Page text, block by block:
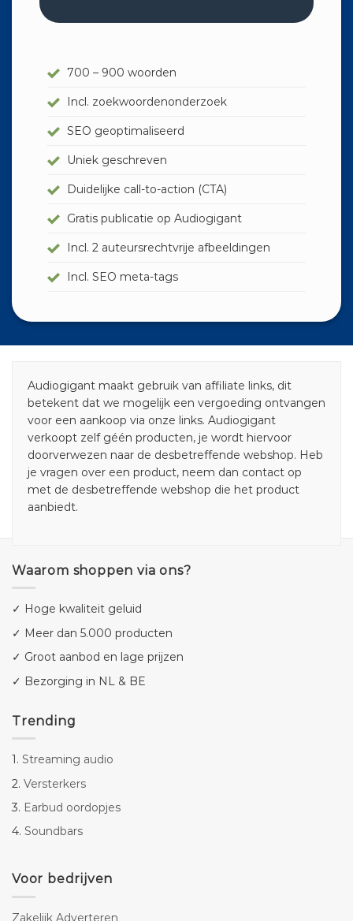
700 – 900 woorden
Incl. zoekwoordenonderzoek
SEO geoptimaliseerd
Uniek geschreven
Duidelijke call-to-action (CTA)
Gratis publicatie op Audiogigant
Incl. 2 auteursrechtvrije afbeeldingen
Incl. SEO meta-tags
Audiogigant maakt gebruik van affiliate links, dit
betekent dat we mogelijk een vergoeding ontvangen
voor een aankoop via onze links. Audiogigant
verkoopt zelf géén producten, je wordt hiervoor
doorverwezen naar de desbetreffende webshop. Heb
je vragen over een product, neem dan contact op
met de desbetreffende webshop die het product
aanbiedt.
Waarom shoppen via ons?
✓ Hoge kwaliteit geluid
✓ Meer dan 5.000 producten
✓ Groot aanbod en lage prijzen
✓ Bezorging in NL & BE
Trending
1. Streaming audio
2. Versterkers
3. Earbud oordopjes
4. Soundbars
Voor bedrijven
Zakelijk Adverteren